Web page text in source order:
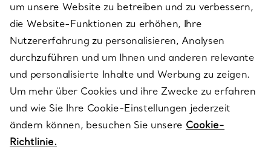
ÜBER TIFFANY & CO.
RECHTLICHE HINWEISE
FOLGEN SIE UNS
um unsere Website zu betreiben und zu verbessern,
die Website-Funktionen zu erhöhen, Ihre
Nutzererfahrung zu personalisieren, Analysen
durchzuführen und um Ihnen und anderen relevante
und personalisierte Inhalte und Werbung zu zeigen.
Um mehr über Cookies und ihre Zwecke zu erfahren
und wie Sie Ihre Cookie-Einstellungen jederzeit
ändern können, besuchen Sie unsere Cookie-
Richtlinie.